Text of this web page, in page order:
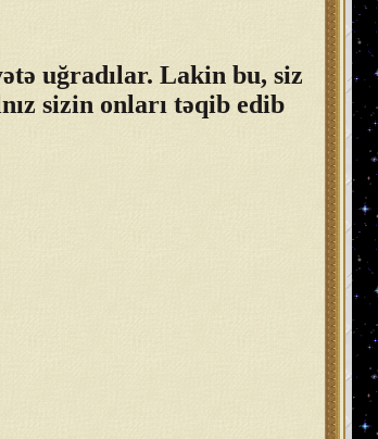
uğradılar. Lakin bu, siz
sizin onları təqib edib